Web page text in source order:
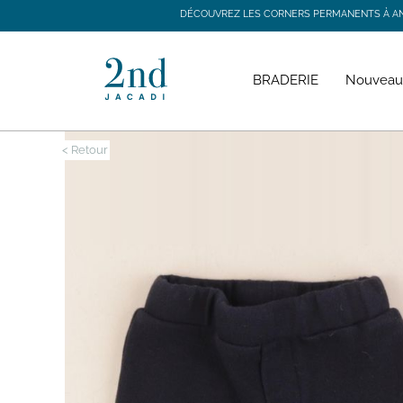
DÉCOUVREZ LES CORNERS PERMANENTS À
BRADERIE
< Retour